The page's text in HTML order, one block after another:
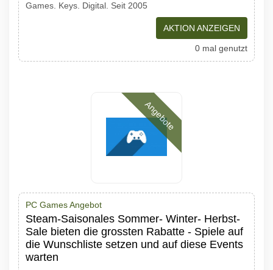
Games. Keys. Digital. Seit 2005
AKTION ANZEIGEN
0 mal genutzt
Angebote
PC Games Angebot
Steam-Saisonales Sommer- Winter- Herbst-
Sale bieten die grossten Rabatte - Spiele auf
die Wunschliste setzen und auf diese Events
warten